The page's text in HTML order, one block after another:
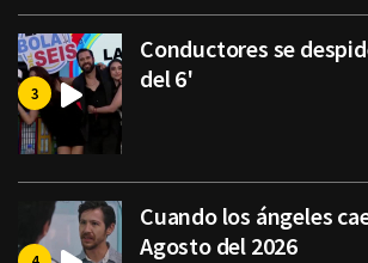
Conductores se
del 6'
Cuando los ángeles
Agosto del 2026